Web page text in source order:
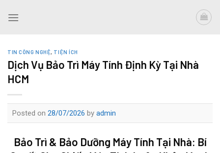
TIN CÔNG NGHỆ, TIỆN ÍCH
Dịch Vụ Bảo Trì Máy Tính Định Kỳ Tại Nhà
HCM
Posted on 28/07/2026 by admin
Bảo Trì & Bảo Dưỡng Máy Tính Tại Nhà: Bí